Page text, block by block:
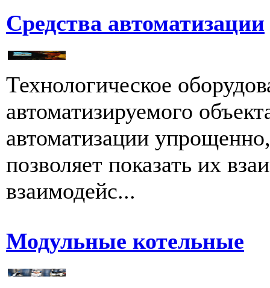
Средства автоматизации
Технологическое
автоматизируемого
автоматизации
позволяет показать их
взаимодейс...
Модульные котельные